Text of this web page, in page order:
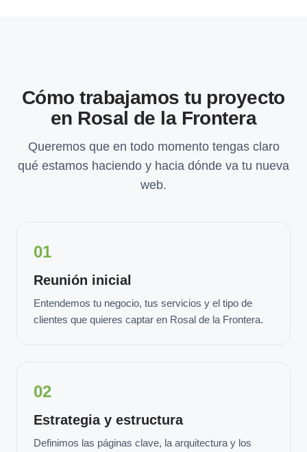
Cómo trabajamos tu proyecto
en Rosal de la Frontera
Queremos que en todo momento tengas claro
qué estamos haciendo y hacia dónde va tu nueva
web.
01
Reunión inicial
Entendemos tu negocio, tus servicios y el tipo de
clientes que quieres captar en Rosal de la Frontera.
02
Estrategia y estructura
Definimos las páginas clave, la arquitectura y los